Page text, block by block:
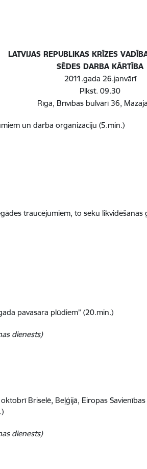
LATVIJAS REPUBLIKAS KRĪZES
SĒDES DARBA KĀRTĪBA
2011.gada 26.janvārī
Plkst. 09.30
Rīgā, Brīvības bulvārī 36,
un darba organizāciju (5.min.)
traucējumiem, to seku
pavasara plūdiem” (20.min.)
dienests)
Briselē, Beļģijā, Eiropas
dienests)